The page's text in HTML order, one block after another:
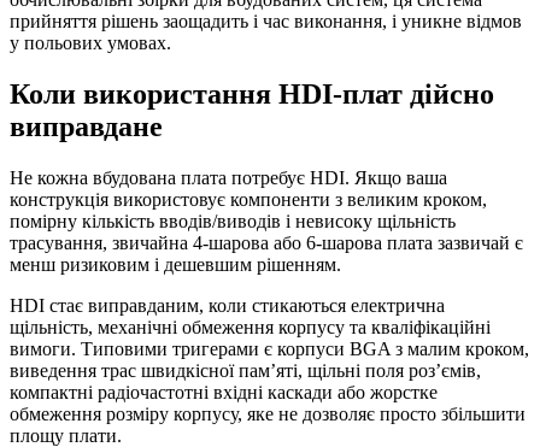
прийняття рішень заощадить і час виконання, і уникне відмов
у польових умовах.
Коли використання HDI-плат дійсно
виправдане
Не кожна вбудована плата потребує HDI. Якщо ваша
конструкція використовує компоненти з великим кроком,
помірну кількість вводів/виводів і невисоку щільність
трасування, звичайна 4-шарова або 6-шарова плата зазвичай є
менш ризиковим і дешевшим рішенням.
HDI стає виправданим, коли стикаються електрична
щільність, механічні обмеження корпусу та кваліфікаційні
вимоги. Типовими тригерами є корпуси BGA з малим кроком,
виведення трас швидкісної пам’яті, щільні поля роз’ємів,
компактні радіочастотні вхідні каскади або жорстке
обмеження розміру корпусу, яке не дозволяє просто збільшити
площу плати.